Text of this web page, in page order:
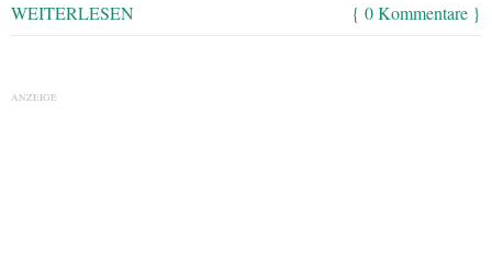
WEITERLESEN { 0 Kommentare }
ANZEIGE